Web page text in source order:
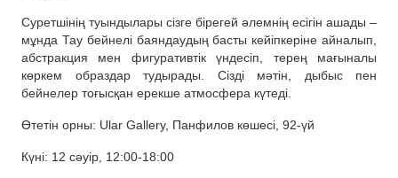
Суретшінің туындылары сізге бірегей әлемнің есігін ашады –
мұнда Тау бейнелі баяндаудың басты кейіпкеріне айналып,
абстракция мен фигуративтік үндесіп, терең мағыналы
көркем образдар тудырады. Сізді мәтін, дыбыс пен
бейнелер тоғысқан ерекше атмосфера күтеді.
Өтетін орны: Ular Gallery, Панфилов көшесі, 92-үй
Күні: 12 сәуір, 12:00-18:00